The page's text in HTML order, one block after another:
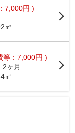
7,000円 )
㎡
等：7,000円 )
2ヶ月
㎡